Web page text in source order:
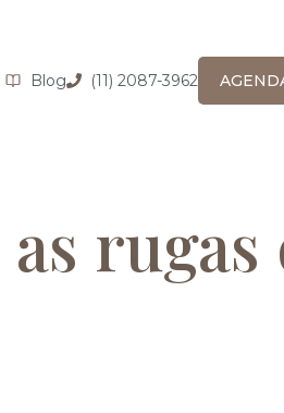
Blog (11) 2087-3962